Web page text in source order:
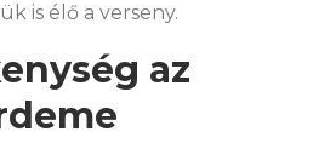
is élő a verseny.
az